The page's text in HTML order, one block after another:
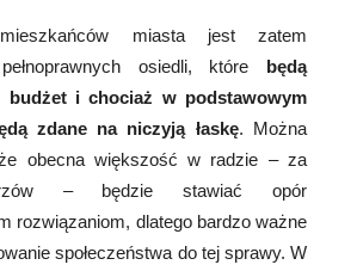
miasta jest zatem
osiedli, które będą
budżet i chociaż w podstawowym
zdane na niczyją łaskę. Można
obecna większość w radzie – za
– będzie stawiać opór
rozwiązaniom, dlatego bardzo ważne
społeczeństwa do tej sprawy. W